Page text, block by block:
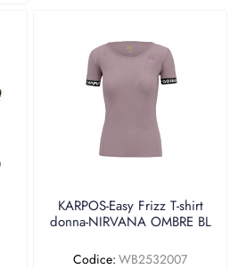
KARPOS-Easy Frizz T-shirt
donna-NIRVANA OMBRE BL
Codice: WB2532007